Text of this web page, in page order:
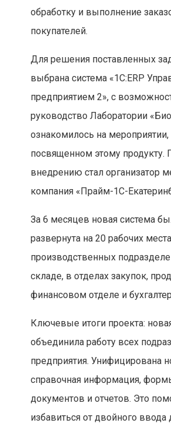
обработку и выполнение
покупателей.
Для решения поставленных
выбрана система «1С:ERP
предприятием 2», с
руководство Лаборатории
ознакомилось на мероприятии,
посвященном этому продукту.
внедрению стал организатор
компания «Прайм-1С-
За 6 месяцев новая система
развернута на 20 рабочих
производственных
складе, в отделах закупок,
финансовом отделе и
Ключевые итоги проекта:
объединила работу всех
предприятия. Унифицирована
справочная информация,
документов и отчетов. Это
избавиться от двойного ввода